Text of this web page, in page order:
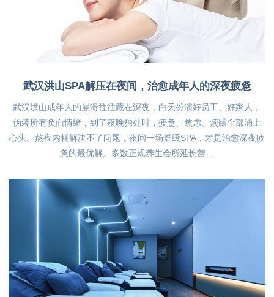
武汉洪山SPA解压在夜间，治愈成年人的深夜疲惫
武汉洪山成年人的崩溃往往藏在深夜，白天扮演好员工、好家人，
伪装所有负面情绪，到了夜晚独处时，疲惫、焦虑、烦躁全部涌上
心头。熬夜内耗解决不了问题，夜间一场舒缓SPA，才是治愈深夜疲
惫的最优解。多数正规养生会所延长营…